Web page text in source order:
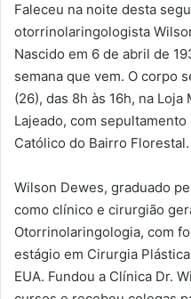
Faleceu na noite desta
otorrinolaringologista
Nascido em 6 de abril de
semana que vem. O corpo
(26), das 8h às 16h, na
Lajeado, com
Católico do Bairro Florestal.
Wilson Dewes, graduado
como clínico e cirurgião
Otorrinolaringologia, com
estágio em Cirurgia
EUA. Fundou a Clínica Dr.